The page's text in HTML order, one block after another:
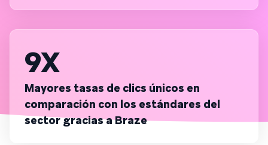
9X
Mayores tasas de clics únicos en
comparación con los estándares del
sector gracias a Braze